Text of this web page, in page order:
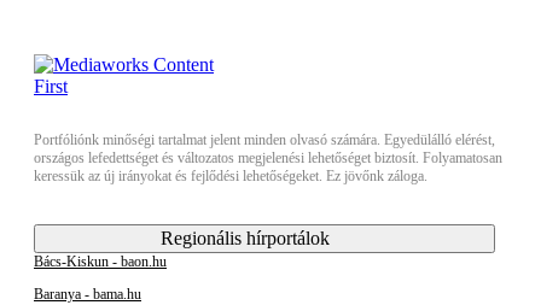
Portfóliónk minőségi tartalmat jelent minden olvasó számára. Egyedülálló elérést,
országos lefedettséget és változatos megjelenési lehetőséget biztosít. Folyamatosan
keressük az új irányokat és fejlődési lehetőségeket. Ez jövőnk záloga.
Regionális hírportálok
Bács-Kiskun - baon.hu
Baranya - bama.hu